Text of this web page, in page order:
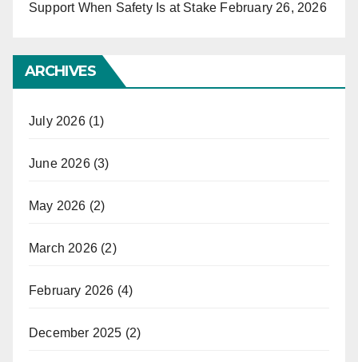
Support When Safety Is at Stake February 26, 2026
ARCHIVES
July 2026(1)
June 2026(3)
May 2026 (2)
March 2026 (2)
February 2026 (4)
December 2025 (2)